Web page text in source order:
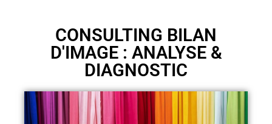
CONSULTING BILAN
D'IMAGE : ANALYSE &
DIAGNOSTIC